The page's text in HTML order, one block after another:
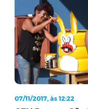
07/11/2017, às 12:22